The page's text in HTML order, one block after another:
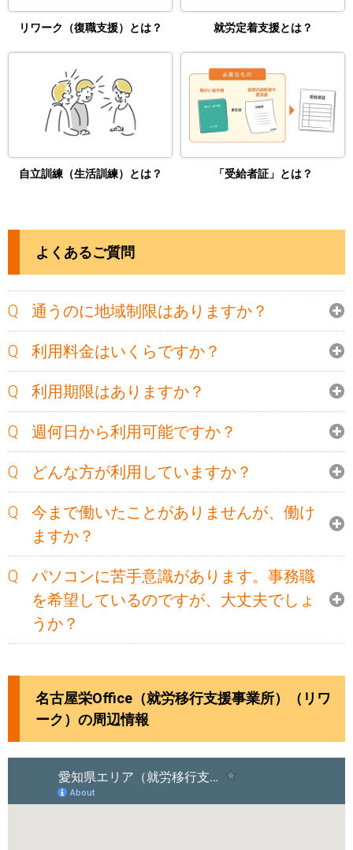
リワーク（復職支援）とは？ 就労定着支援とは？
自立訓練（生活訓練）とは？ 「受給者証」とは？
よくあるご質問
通うのに地域制限はありますか？
利用料金はいくらですか？
利用期限はありますか？
週何日から利用可能ですか？
どんな方が利用していますか？
今まで働いたことがありませんが、働け
ますか？
パソコンに苦手意識があります。事務職
を希望しているのですが、大丈夫でしょ
うか？
名古屋栄Office（就労移行支援事業所）（リワ
ーク）の周辺情報